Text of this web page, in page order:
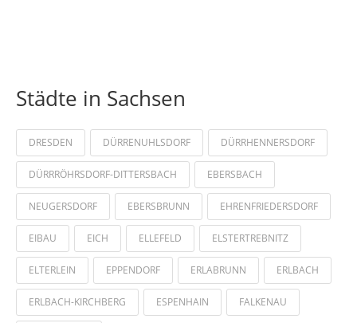
Städte in Sachsen
DRESDEN DÜRRENUHLSDORF DÜRRHENNERSDORF
DÜRRRÖHRSDORF-DITTERSBACH EBERSBACH
NEUGERSDORF EBERSBRUNN EHRENFRIEDERSDORF
EIBAU EICH ELLEFELD ELSTERTREBNITZ
ELTERLEIN EPPENDORF ERLABRUNN ERLBACH
ERLBACH-KIRCHBERG ESPENHAIN FALKENAU